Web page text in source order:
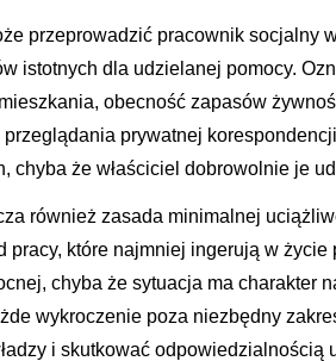
przeprowadzić pracownik socjalny
istotnych dla udzielanej pomocy.
obecność zapasów
prywatnej
chyba że właściciel dobrowolnie je
również zasada minimalnej
pracy, które najmniej ingerują w
chyba że sytuacja ma charakter
wykroczenie poza niezbędny
i skutkować odpowiedzialnością